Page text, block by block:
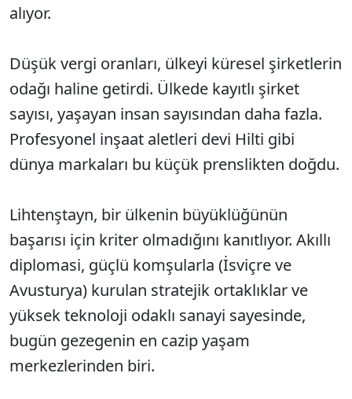
alıyor.
Düşük vergi oranları, ülkeyi küresel şirketlerin
odağı haline getirdi. Ülkede kayıtlı şirket
sayısı, yaşayan insan sayısından daha fazla.
Profesyonel inşaat aletleri devi Hilti gibi
dünya markaları bu küçük prenslikten doğdu.
Lihtenştayn, bir ülkenin büyüklüğünün
başarısı için kriter olmadığını kanıtlıyor. Akıllı
diplomasi, güçlü komşularla (İsviçre ve
Avusturya) kurulan stratejik ortaklıklar ve
yüksek teknoloji odaklı sanayi sayesinde,
bugün gezegenin en cazip yaşam
merkezlerinden biri.